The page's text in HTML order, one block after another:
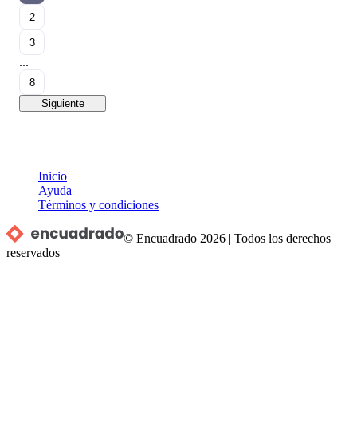
2
3
...
8
Siguiente
Inicio
Ayuda
Términos y condiciones
© Encuadrado 2026 |Todos los derechos
reservados